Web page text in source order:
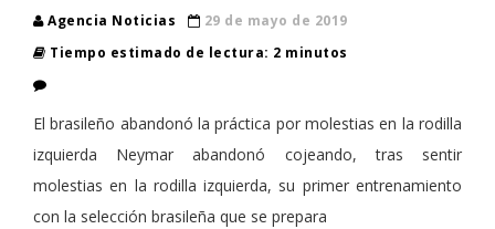
Agencia Noticias
29 de mayo de 2019
Tiempo estimado de lectura: 2 minutos
El brasileño abandonó la práctica por molestias en la rodilla
izquierda Neymar abandonó cojeando, tras sentir
molestias en la rodilla izquierda, su primer entrenamiento
con la selección brasileña que se prepara